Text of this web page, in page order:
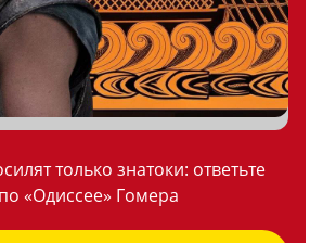
только знатоки: ответьте
«Одиссее» Гомера